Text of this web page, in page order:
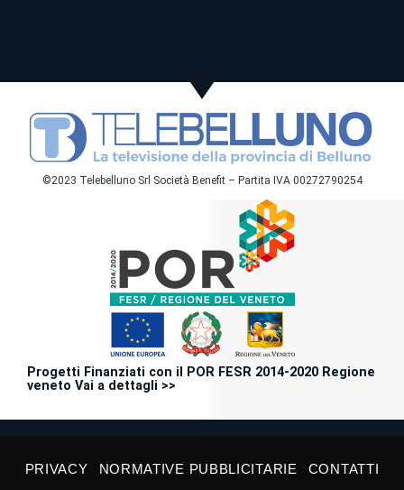
©2023 Telebelluno Srl Società Benefit – Partita IVA 00272790254
Progetti Finanziati con il POR FESR 2014-2020 Regione
veneto Vai a dettagli >>
PRIVACY NORMATIVE PUBBLICITARIE CONTATTI